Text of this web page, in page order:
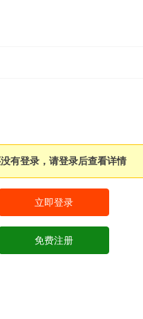
有登录，请登录后查看详情